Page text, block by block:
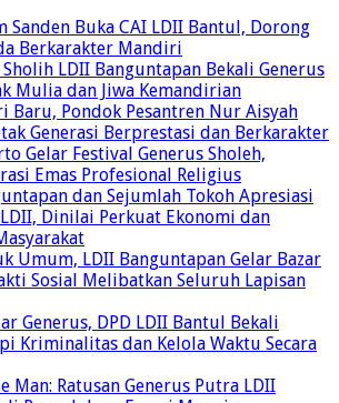
Sanden Buka CAI LDII Bantul, Dorong
Berkarakter Mandiri
LDII Banguntapan Bekali Generus
Mulia dan Jiwa Kemandirian
Baru, Pondok Pesantren Nur Aisyah
Generasi Berprestasi dan Berkarakter
Gelar Festival Generus Sholeh,
Emas Profesional Religius
dan Sejumlah Tokoh Apresiasi
LDII, Dinilai Perkuat Ekonomi dan
Umum, LDII Banguntapan Gelar Bazar
Sosial Melibatkan Seluruh Lapisan
Generus, DPD LDII Bantul Bekali
Kriminalitas dan Kelola Waktu Secara
Man: Ratusan Generus Putra LDII